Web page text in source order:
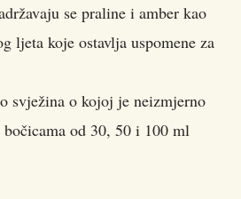
se praline i amber kao
ljeta koje ostavlja uspomene za
svježina o kojoj je neizmjerno
od 30, 50 i 100 ml